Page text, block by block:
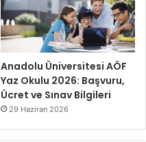
Anadolu Üniversitesi AÖF
Yaz Okulu 2026: Başvuru,
Ücret ve Sınav Bilgileri
29 Haziran 2026